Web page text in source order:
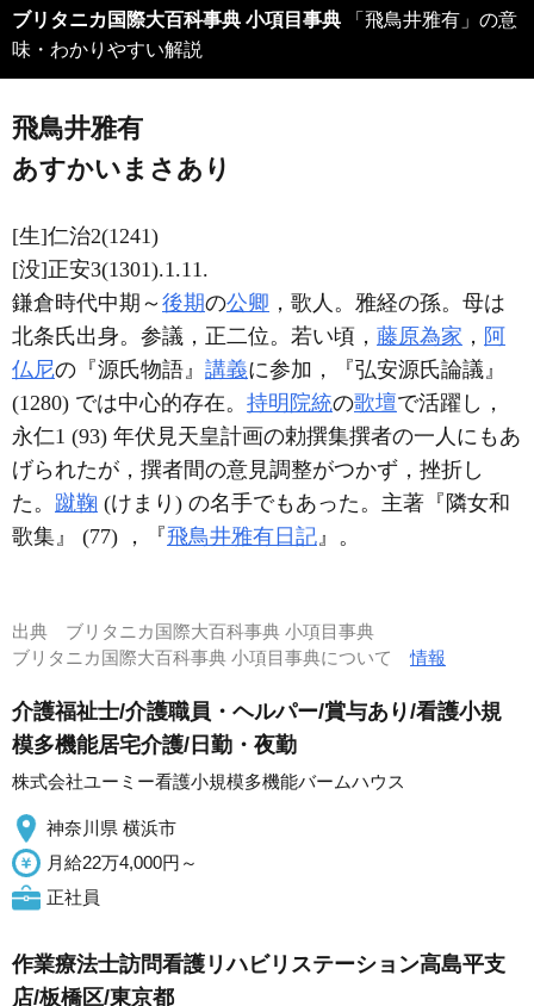
ブリタニカ国際大百科事典 小項目事典
味・わかりやすい解説
飛鳥井雅有
あすかいまさあり
[生]仁治2(1241)
[没]正安3(1301).1.11.
鎌倉時代中期～ 後期の公卿 ，歌人。雅経の孫。母は
北条氏出身。参議，正二位。若い頃， 藤原為家 ， 阿
仏尼の『源氏物語』 講義に参加，『弘安源氏論議』
(1280) では中心的存在。 持明院統の歌壇で活躍し，
永仁1 (93) 年伏見天皇計画の勅撰集撰者の一人にもあ
げられたが，撰者間の意見調整がつかず，挫折し
た。 蹴鞠 (けまり) の名手でもあった。主著『隣女和
歌集』 (77) ，『飛鳥井雅有日記』。
出典 ブリタニカ国際大百科事典 小項目事典
ブリタニカ国際大百科事典 小項目事典について情報
介護福祉士/介護職員・ヘルパー/賞与あり/看護小規
模多機能居宅介護/日勤・夜勤
株式会社ユーミー看護小規模多機能バームハウス
神奈川県 横浜市
月給22万4,000円～
正社員
作業療法士訪問看護リハビリステーション高島平支
店/板橋区/東京都